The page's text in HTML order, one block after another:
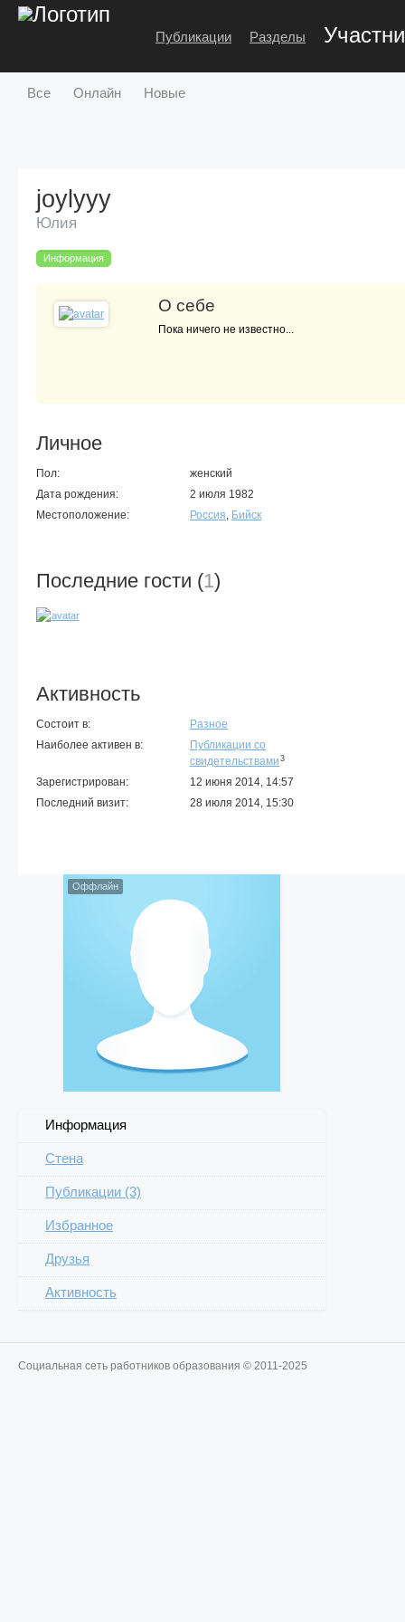
Публикации Разделы
Все Онлайн Новые
joylyyy
Юлия
Информация
О себе
Пока ничего не известно...
Личное
Пол:
женский
Дата рождения:
2 июля 1982
Местоположение:
Россия, Бийск
Последние гости (1)
Активность
Состоит в:
Разное
Наиболее активен в:
Публикации со
свидетельствами 3
Зарегистрирован:
12 июня 2014, 14:57
Последний визит:
28 июля 2014, 15:30
Оффлайн
Информация
Стена
Публикации (3)
Избранное
Друзья
Активность
Социальная сеть работников образования © 2011-2025